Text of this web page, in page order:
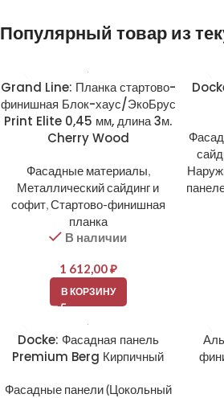
Популярный товар из
Grand Line: Планка стартово-
финишная Блок-хаус/ЭкоБрус
Print Elite 0,45 мм, длина 3м.
Cherry Wood
Фасадные материалы,
Металлический сайдинг и
софит,Стартово-финишная
планка
В наличии
1 612,00₽
В КОРЗИНУ
Docke: Фасадная панель
Premium Berg Кирпичный
Фасадные панели (Цокольный